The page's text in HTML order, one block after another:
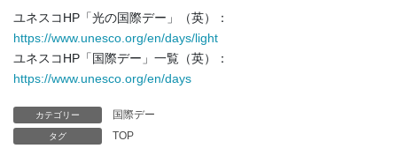
ユネスコHP「光の国際デー」（英）：
https://www.unesco.org/en/days/light
ユネスコHP「国際デー」一覧（英）：
https://www.unesco.org/en/days
カテゴリー 国際デー
タグ TOP